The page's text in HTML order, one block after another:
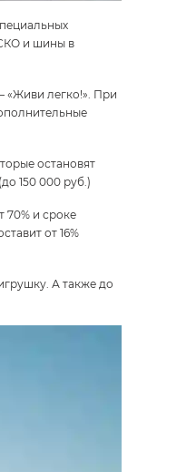
и шины в
«Живи легко!». При
остановят
(до 150 000 руб.)
70% и сроке
от 16%
А также до